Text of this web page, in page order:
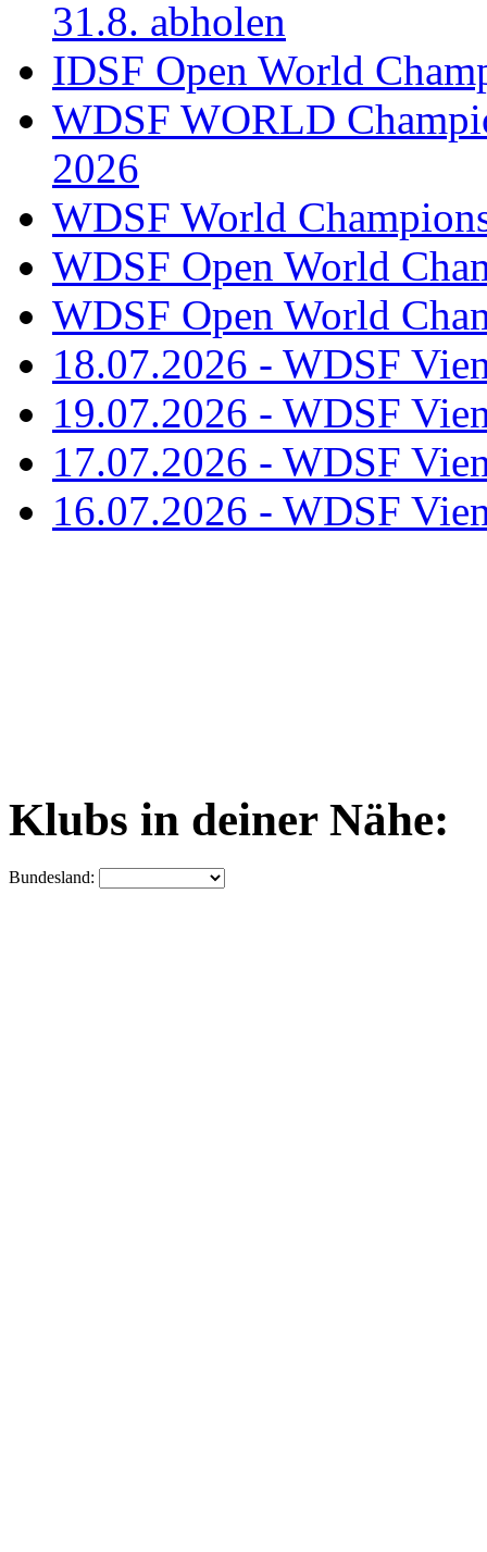
31.8. abholen
IDSF Open World
WDSF WORLD
2026
WDSF World
WDSF Open World
WDSF Open World
18.07.2026 - WDSF
19.07.2026 - WDSF
17.07.2026 - WDSF
16.07.2026 - WDSF
Klubs in deiner Nähe:
Bundesland: